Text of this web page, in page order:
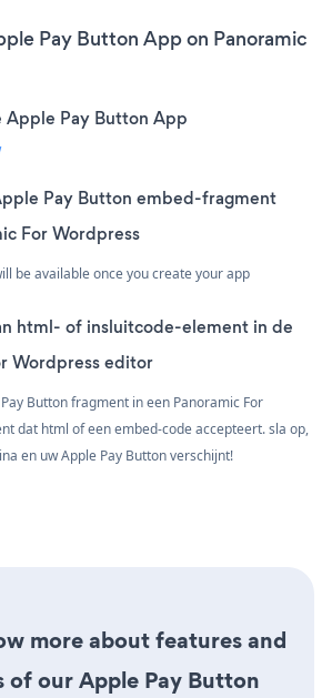
Pay Button App on Panoramic
Apple Pay Button App
Pay Button embed-fragment
For Wordpress
be available once you create your app
html- of insluitcode-element in de
Wordpress editor
Button fragment in een Panoramic For
dat html of een embed-code accepteert. sla op,
en uw Apple Pay Button verschijnt!
more about features and
of our Apple Pay Button